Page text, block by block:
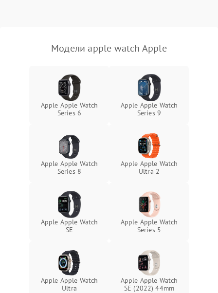
Модели apple watch Apple
Apple Apple Watch
Series 6
Apple Apple Watch
Series 9
Apple Apple Watch
Series 8
Apple Apple Watch
Ultra 2
Apple Apple Watch
SE
Apple Apple Watch
Series 5
Apple Apple Watch
Ultra
Apple Apple Watch
SE (2022) 44mm